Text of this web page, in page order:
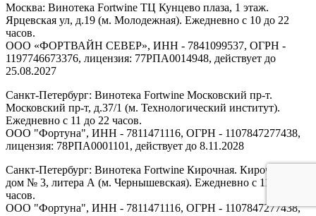
Москва: Винотека Fortwine ТЦ Кунцево плаза, 1 этаж.
Ярцевская ул, д.19 (м. Молодежная). Ежедневно с 10 до 22
часов.
ООО «ФОРТВАЙН СЕВЕР», ИНН - 7841099537, ОГРН -
1197746673376, лицензия: 77РПА0014948, действует до
25.08.2027
Санкт-Петербург: Винотека Fortwine Московский пр-т.
Московский пр-т, д.37/1 (м. Технологический институт).
Ежедневно с 11 до 22 часов.
ООО "Фортуна", ИНН - 7811471116, ОГРН - 1107847277438,
лицензия: 78РПА0001101, действует до 8.11.2028
Санкт-Петербург: Винотека Fortwine Кирочная. Кирочная ул,
дом № 3, литера А (м. Чернышевская). Ежедневно с 11 до 22
часов.
ООО "Фортуна", ИНН - 7811471116, ОГРН - 1107847277438,